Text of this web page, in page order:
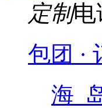
定制电
包团 ·
海